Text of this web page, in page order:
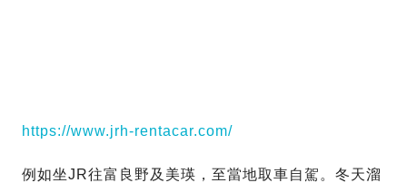
https://www.jrh-rentacar.com/
例如坐JR往富良野及美瑛，至當地取車自駕。冬天溜